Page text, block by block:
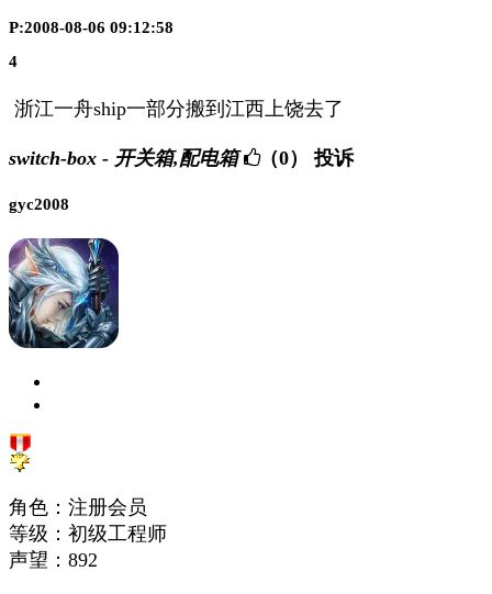
P:2008-08-06 09:12:58
4
浙江一舟ship一部分搬到江西上饶去了
switch-box - 开关箱,配电箱 （0） 投诉
gyc2008
角色：注册会员
等级：初级工程师
声望： 892